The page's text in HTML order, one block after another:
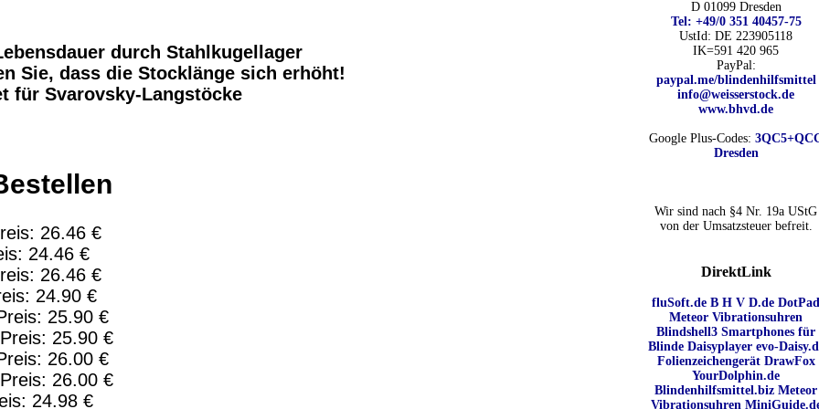
D 01099 Dresden
Tel: +49/0 351 40457-75
UstId:DE 223905118
IK=591 420 965
PayPal:
paypal.me/blindenhilfsmittel
info@weisserstock.de
www.bhvd.de
Google Plus-Codes:
Dresden
Wir sind nach §4 Nr. 19a UStG
von der Umsatzsteuer befreit.
DirektLink
fluSoft.de B H V D.de
Meteor Vibrationsuhren
Blindshell3 Smartphones für
Blinde Daisyplayer evo-
Folienzeichengerät DrawFox
YourDolphin.de
Blindenhilfsmittel.biz Meteor
Vibrationsuhren
durch Stahlkugellager
Sie, dass die Stocklänge sich erhöht!
für Svarovsky-Langstöcke
26.46 €
24.46 €
26.46 €
24.90 €
25.90 €
25.90 €
26.00 €
26.00 €
24.98 €
der jeweiligen Firmen. Preisänderungen, Irrtümer und
Dresden,
Links hat das Landgericht Hamburg entschieden, dass man durch
ggf. mit zu verantworten hat. Dieses kann nur dadurch verhindert
Hiermit distanzieren wir uns ausdrücklich von allen Inhalten,
uns diese Inhalte nicht zu eigen. Diese Erklärung gilt für alle auf
Streitbeilegung (OS) bereit. Die Plattform finden Sie unter
lautet:info@weisserstock.de
Urheberrechte
Präqualifizierungszertifikat» 2021-
Wir sind Ausbildungsbetrieb
[ 02.06.2026 21:29:34 ]